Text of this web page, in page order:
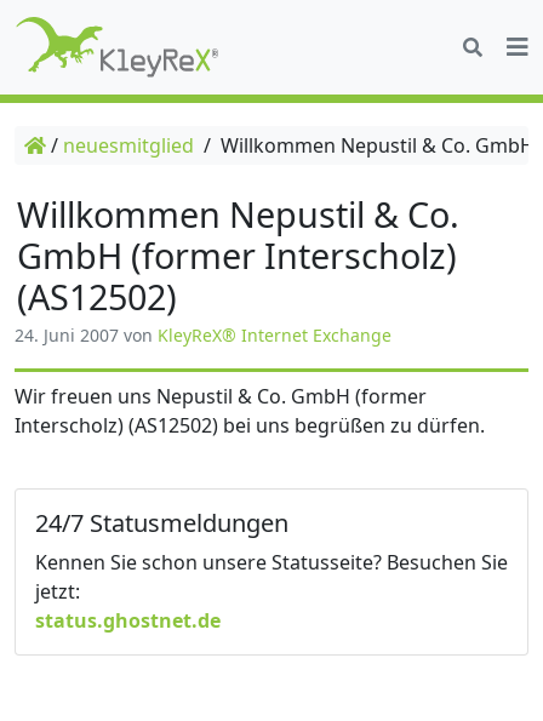
/ neuesmitglied / Willkommen Nepustil & Co.
Willkommen Nepustil & Co.
GmbH (former Interscholz)
(AS12502)
24. Juni 2007 von KleyReX® Internet Exchange
Wir freuen uns Nepustil & Co. GmbH (former
Interscholz) (AS12502) bei uns begrüßen zu dürfen.
24/7 Statusmeldungen
Kennen Sie schon unsere Statusseite? Besuchen Sie
jetzt:
status.ghostnet.de